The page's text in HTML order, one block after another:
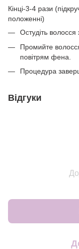
Кінці-3-4 рази
положенні)
Остудіть
Промийте
повітрям фена.
Процедура
Відгуки